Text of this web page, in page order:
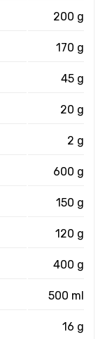
200 g
170 g
45 g
20 g
2 g
600 g
150 g
120 g
400 g
500 ml
16 g